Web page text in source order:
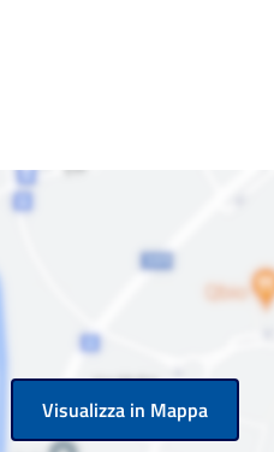
Visualizza in Mappa